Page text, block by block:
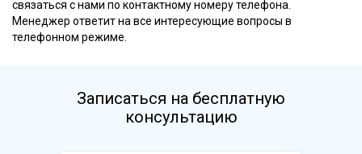
связаться с нами по контактному номеру телефона.
Менеджер ответит на все интересующие вопросы в
телефонном режиме.
Записаться на бесплатную
консультацию